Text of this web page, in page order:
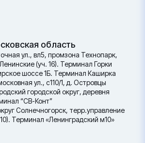
область
ул., вл5, промзона Технопарк,
(уч. 16). Терминал Горки
шоссе 1Б. Терминал Каширка
ул., с110/1, д. Островцы
городской округ, деревня
“СВ-Конт”
Солнечногорск, терр.управление
Терминал «Ленинградский м10»